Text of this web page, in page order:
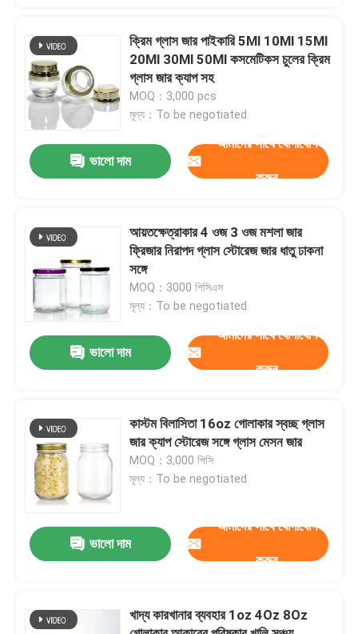
বাড়ি
আমাদের সম্পর্কে
কারখানা ভ্রমণ
মান নিয়ন্ত্রণ
আমাদের সাথে যোগাযোগ করুন
উদ্ধৃতির জন্য আবেদন
কাচের বোতল
গ্লাস কাপ
ক্রিম গ্লাস জার পাইকারি 5Ml 10Ml 15Ml
20Ml 30Ml 50Ml কসমেটিকস চুলের ক্রিম
গ্লাস জার ক্যাপ সহ
MOQ：3,000 pcs
মূল্য：To be negotiated
ভালো দাম
আমাদের সাথে যোগাযোগ
করুন
আয়তক্ষেত্রাকার 4 ওজ 3 ওজ মশলা জার
ফ্রিজার নিরাপদ গ্লাস স্টোরেজ জার ধাতু ঢাকনা
সঙ্গে
MOQ：3000 পিসিএস
মূল্য：To be negotiated
ভালো দাম
আমাদের সাথে যোগাযোগ
করুন
কাস্টম বিলাসিতা 16oz গোলাকার স্বচ্ছ গ্লাস
জার ক্যাপ স্টোরেজ সঙ্গে গ্লাস মেসন জার
MOQ：3,000 পিসি
মূল্য：To be negotiated
ভালো দাম
আমাদের সাথে যোগাযোগ
করুন
খাদ্য কারখানার ব্যবহার 1oz 4Oz 8Oz